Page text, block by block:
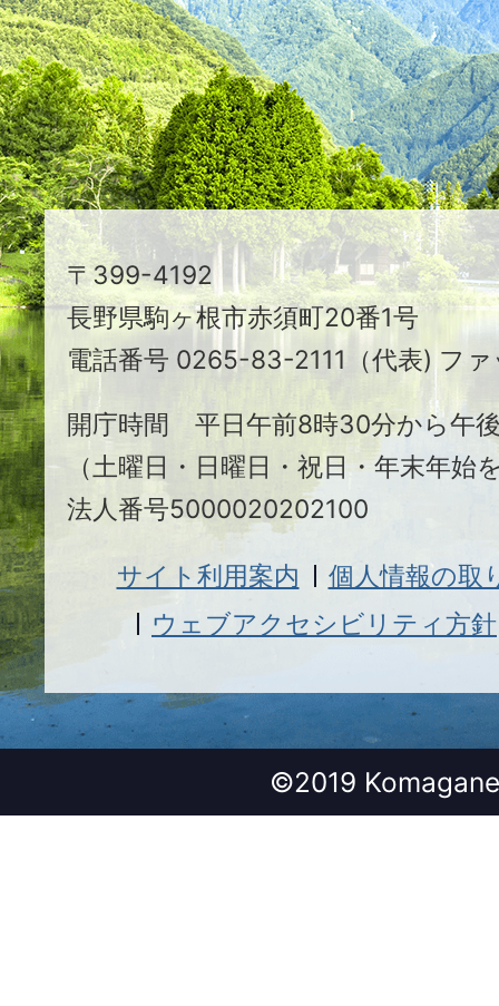
映
え
る
ま
ち
駒
ヶ
根
市
〒399-4192
長野県駒ヶ根市赤須町20番1号
電話番号 0265-83-2111（代表) フ
開庁時間 平日午前8時30分から午
（土曜日・日曜日・祝日・年末年始
法人番号5000020202100
サイト利用案内
個人情報の取
ウェブアクセシビリティ方針
©2019